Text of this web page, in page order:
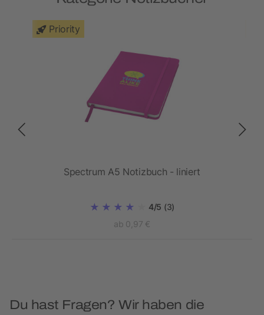
Priority
Spectrum A5 Notizbuch - liniert
4/5 (3)
ab 0,97 €
Du hast Fragen? Wir haben die